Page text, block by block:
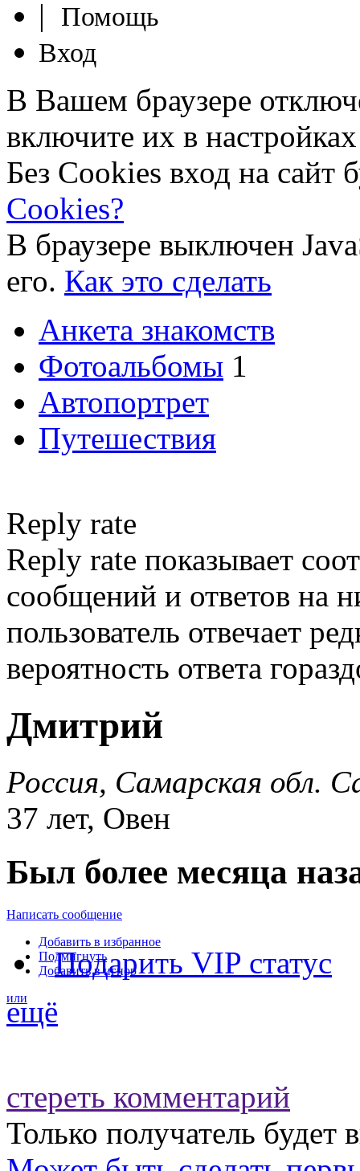
|
Помощь
Вход
В Вашем браузере
включите их в
Без Cookies вход на сайт
Cookies?
В браузере выключен
его. Как это сделать
Анкета знакомств
Фотоальбомы 1
Автопортрет
Путешествия
Reply rate
Reply rate показывает
сообщений и ответов на
пользователь отвечает
вероятность ответа
Дмитрий
Россия, Самарская обл.
37 лет, Овен
Был более месяца
Написать сообщение
Добавить в избранное
Подмигнуть
Добавить в игнор
или
Подарить VIP статус
ещё
стереть комментарий
Только получатель